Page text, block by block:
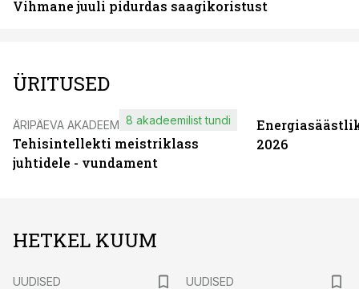
Vihmane juuli pidurdas saagikoristust
ÜRITUSED
ÄRIPÄEVA AKADEEMIA
Tehisintellekti meistriklass
juhtidele - vundament
8 akadeemilist tundi
2026
HETKEL KUUM
UUDISED
UUDISED